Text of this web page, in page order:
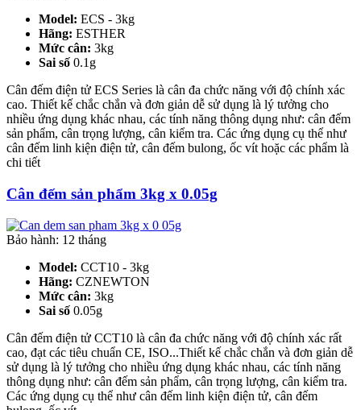
Model: ECS - 3kg
Hãng: ESTHER
Mức cân: 3kg
Sai số 0.1g
Cân đếm điện tử ECS Series là cân đa chức năng với độ chính xác
cao. Thiết kế chắc chắn và đơn giản dễ sử dụng là lý tưởng cho
nhiều ứng dụng khác nhau, các tính năng thông dụng như: cân đếm
sản phẩm, cân trọng lượng, cân kiểm tra. Các ứng dụng cụ thể như
cân đếm linh kiện điện tử, cân đếm bulong, ốc vít hoặc các phẩm là
chi tiết
Cân đếm sản phẩm 3kg x 0.05g
Bảo hành: 12 tháng
Model: CCT10 - 3kg
Hãng: CZNEWTON
Mức cân: 3kg
Sai số 0.05g
Cân đếm điện tử CCT10 là cân đa chức năng với độ chính xác rất
cao, đạt các tiêu chuẩn CE, ISO...Thiết kế chắc chắn và đơn giản dễ
sử dụng là lý tưởng cho nhiều ứng dụng khác nhau, các tính năng
thông dụng như: cân đếm sản phẩm, cân trọng lượng, cân kiểm tra.
Các ứng dụng cụ thể như cân đếm linh kiện điện tử, cân đếm